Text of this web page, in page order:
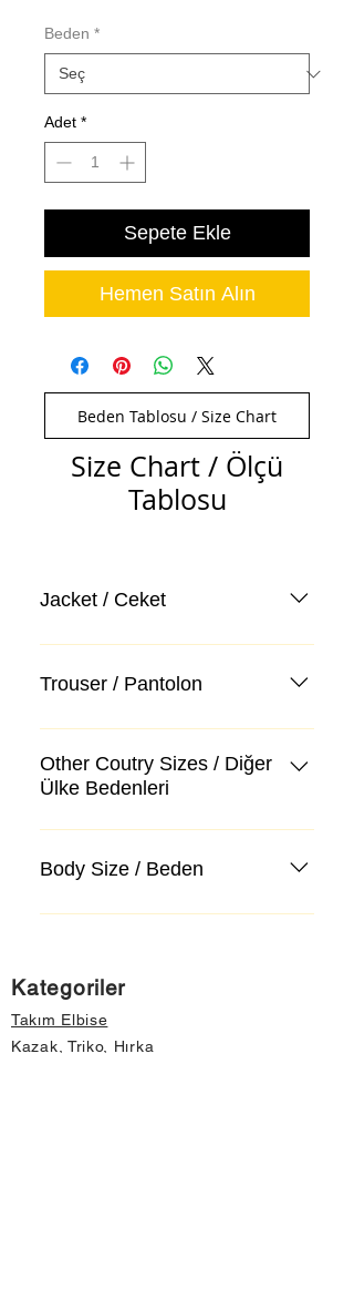
Beden *
Adet *
Sepete Ekle
Hemen Satın Alın
Beden Tablosu / Size Chart
Size Chart / Ölçü
Tablosu
Jacket / Ceket
Trouser / Pantolon
Other Coutry Sizes / Diğer
Ülke Bedenleri
Body Size / Beden
Kategoriler
Takım Elbise
Kazak, Triko, Hırka